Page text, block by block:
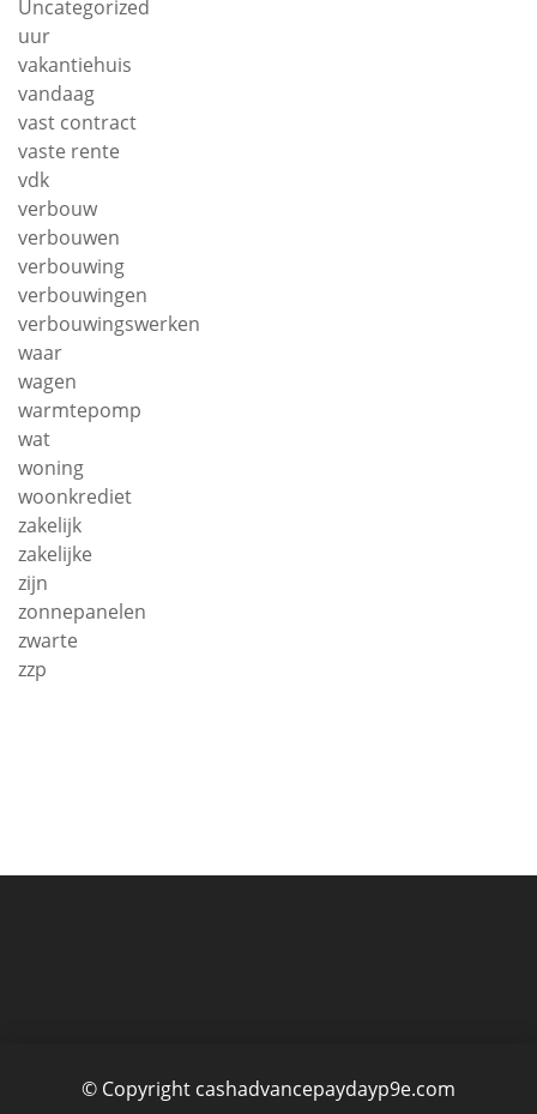
Uncategorized
uur
vakantiehuis
vandaag
vast contract
vaste rente
vdk
verbouw
verbouwen
verbouwing
verbouwingen
verbouwingswerken
waar
wagen
warmtepomp
wat
woning
woonkrediet
zakelijk
zakelijke
zijn
zonnepanelen
zwarte
zzp
© Copyright cashadvancepaydayp9e.com